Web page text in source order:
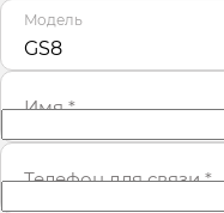
Модель
GS8
Имя*
Телефон для связи*